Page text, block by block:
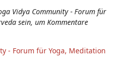
Vidya Community - Forum für
sein, um Kommentare
- Forum für Yoga, Meditation